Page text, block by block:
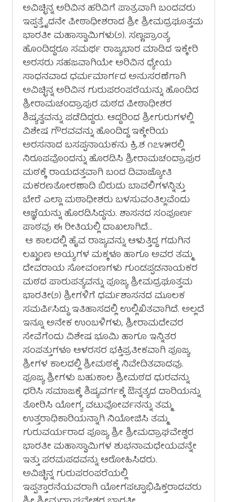
ಅವಿಚ್ಛಿನ್ನ ಅರಿವಿನ ಹರಿವಿಗೆ ಪಾತ್ರವಾಗಿ ಬಂದವರು
ಇಪ್ಪತ್ತೈದನೇ ಪೀಠಾಧೀಶರಾದ ಶ್ರೀ ಶ್ರೀಮದ್ರಘೂತ್ತಮ
ಭಾರತೀ ಮಹಾಸ್ವಾಮಿಗಳು(೨). ಸಣ್ಣಪ್ರಾಂತ್ಯ
ಹೊಂದಿದ್ದರೂ ಸಮರ್ಥ ರಾಜ್ಯಭಾರ ಮಾಡಿದ ಇಕ್ಕೇರಿ
ಅರಸರು ಸಹಜವಾಗಿಯೇ ಅರಿವಿನ ಧ್ಯೇಯ
ಸಾಧನವಾದ ಧರ್ಮಮಾರ್ಗದ ಅನುಸರಣೆಗಾಗಿ
ಅವಿಚ್ಛಿನ್ನ ಅರಿವಿನ ಗುರುಪರಂಪರೆಯನ್ನು ಹೊಂದಿದ
ಶ್ರೀರಾಮಚಂದ್ರಾಪುರ ಮಠದ ಪೀಠಾಧೀಶರ
ಶಿಷ್ಯತ್ವವನ್ನು ಪಡೆದಿದ್ದರು. ಆದ್ದರಿಂದ ಶ್ರೀಗುರುಗಳಲ್ಲಿ
ವಿಶೇಷ ಗೌರವವನ್ನು ಹೊಂದಿದ್ದ ಇಕ್ಕೇರಿಯ
ಅರಸನಾದ ಬಸಪ್ಪನಾಯಕನು ಕ್ರಿ.ಶ ೧೭೪೫ರಲ್ಲಿ
ನಿರೂಪವೊಂದನ್ನು ಹೊರಡಿಸಿ ಶ್ರೀರಾಮಚಂದ್ರಾಪುರ
ಮಠಕ್ಕೆ ರಾಯದತ್ತವಾಗಿ ಬಂದ ದಿವಾಜ್ಯೋತಿ
ಮಕರಣತೋರಣಾದಿ ಬಿರುದು ಬಾವಲಿಗಳನ್ನಿತ್ತು
ಬೇರೆ ಎಲ್ಲಾ ಮಠಾಧೀಶರು ಬಳಸುವಂತಿಲ್ಲವೆಂದು
ಆಜ್ಞೆಯನ್ನು ಹೊರಡಿಸಿದ್ದನು. ಶಾಸನದ ಸಂಪೂರ್ಣ
ಪಾಠವು ಈ ರೀತಿಯಲ್ಲಿ ದಾಖಲಾಗಿದೆ…
ಆ ಕಾಲದಲ್ಲಿ ಹೈವ ರಾಜ್ಯವನ್ನು ಆಳುತ್ತಿದ್ದ ಗದುಗಿನ
ಲಖ್ಖಂಣ ಅಯ್ಯಗಳ ಮಕ್ಕಳೂ ಹಾಗೂ ಅವರ ತಮ್ಮ
ದೇವರಾಯ ಸೋವಂಣಗಳು ಗುಂಡಪ್ಪಡನಾಯಕರ
ಮಠದ ಪಾರುಪತ್ಯವನ್ನು ಪೂಜ್ಯ ಶ್ರೀಮದ್ರಘೂತ್ತಮ
ಭಾರತೀ(೨) ಶ್ರೀಗಳಿಗೆ ಧರ್ಮಶಾಸನದ ಮೂಲಕ
ಸಮರ್ಪಿಸಿದ್ದು ಇತಿಹಾಸದಲ್ಲಿ ಉಲ್ಲಿಖಿತವಾಗಿದೆ. ಅಲ್ಲದೆ
ಇನ್ನೂ ಅನೇಕ ಉಂಬಳಿಗಳು, ಶ್ರೀರಾಮದೇವರ
ಸೇವೆಗೆಂದು ವಿಶೇಷ ಭೂಮಿ ಹಾಗೂ ಇನ್ನಿತರ
ಸಂಪತ್ತುಗಳೂ ಆಳರಸರ ಭಕ್ತಿಪ್ರತೀಕವಾಗಿ ಪೂಜ್ಯ
ಶ್ರೀಗಳ ಕಾಲದಲ್ಲಿ ಶ್ರೀಮಠಕ್ಕೆ ನಿವೇದಿತವಾದವು.
ಪೂಜ್ಯ ಶ್ರೀಗಳು ಬಹುಕಾಲ ಶ್ರೀಮಠದ ಧುರವನ್ನು
ಧರಿಸಿ ಸಮಾಜಕ್ಕೆ ಶಿಷ್ಯವರ್ಗಕ್ಕೆ ಔನ್ನತ್ಯದ ದಾರಿಯನ್ನು
ತೋರಿಸಿ ಯೋಗ್ಯ ವಟುವೋರ್ವನನ್ನು ತಮ್ಮ
ಉತ್ತರಾಧಿಕಾರಿಯನ್ನಾಗಿ ನಿಯೋಜಿಸಿ ತಮ್ಮ
ಗುರುವರ್ಯರಾದ ಪೂಜ್ಯ ಶ್ರೀ ಶ್ರೀಮದ್ರಾಘವೇಶ್ವರ
ಭಾರತೀ ಮಹಾಸ್ವಾಮಿಗಳ ಶುಭನಾಮಧೇಯವನ್ನೇ
ಇತ್ತು ಪರಮಪದವನ್ನು ಆರೋಹಿಸಿದರು.
ಅವಿಚ್ಛಿನ್ನ ಗುರುಪರಂಪರೆಯಲ್ಲಿ
ಇಪ್ಪತ್ತಾರನೆಯವರಾಗಿ ಯೋಗಪಟ್ಟಾಭಿಷಿಕ್ತರಾದವರು